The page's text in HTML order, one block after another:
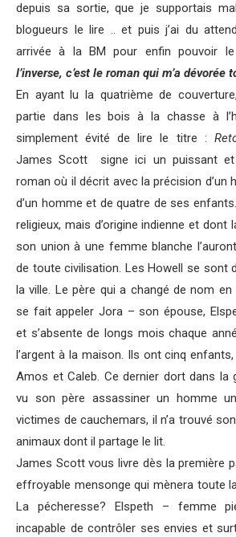
depuis sa sortie, que je supportais
blogueurs le lire .. et puis j’ai du
arrivée à la BM pour enfin pouvoir
l’inverse, c’est le roman qui m’a dévorée
En ayant lu la quatrième de
partie dans les bois à la chasse à
simplement évité de lire le titre :
James Scott signe ici un puissant et
roman où il décrit avec la précision d’un
d’un homme et de quatre de ses
religieux, mais d’origine indienne et dont
son union à une femme blanche
de toute civilisation. Les Howell se sont
la ville. Le père qui a changé de nom en
se fait appeler Jora – son épouse,
et s’absente de longs mois chaque
l’argent à la maison. Ils ont cinq
Amos et Caleb. Ce dernier dort dans la
vu son père assassiner un homme
victimes de cauchemars, il n’a trouvé
animaux dont il partage le lit.
James Scott vous livre dès la première
effroyable mensonge qui mènera toute
La pécheresse? Elspeth – femme
incapable de contrôler ses envies et